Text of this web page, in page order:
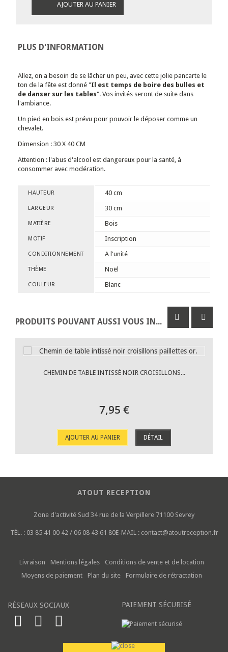
AJOUTER AU PANIER
PLUS D'INFORMATION
Allez, on a besoin de se lâcher un peu, avec cette jolie pancarte le
ton de la fête est donné "Il est temps de boire des bulles et
de danser sur les tables". Vos invités seront de suite dans
l'ambiance.
Un pied en bois est prévu pour pouvoir le déposer comme un
chevalet.
Dimension : 30 X 40 CM
Attention : l'abus d'alcool est dangereux pour la santé, à
consommer avec modération.
HAUTEUR 40 cm
LARGEUR 30 cm
MATIÈRE Bois
MOTIF Inscription
CONDITIONNEMENT A l'unité
THÈME Noël
COULEUR Blanc
PRODUITS POUVANT AUSSI VOUS INTÉRESSER
CHEMIN DE TABLE INTISSÉ NOIR CROISILLONS...
7,95 €
AJOUTER AU PANIER DÉTAIL
ATOUT RECEPTION
Zone d'activité Sud 34 rue de la Verpillere 71100 Sevrey
TÉL. : 03 85 41 00 42 / 06 08 43 61 80E-MAIL : contact@atoutreception.fr
Livraison Mentions légales
Conditions de vente et de location
Moyens de paiement
Plan du site Formulaire de rétractation
RÉSEAUX SOCIAUX PAIEMENT SÉCURISÉ